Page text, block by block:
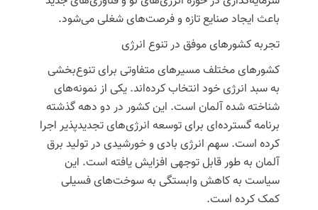
باعث ایجاد صنایع تازه و فرصت‌های شغلی می‌شود.
تجربه کشورهای موفق در تنوع انرژی
کشورهای مختلف مسیرهای متفاوتی برای تنوع‌بخشی
به سبد انرژی خود انتخاب کرده‌اند. یکی از نمونه‌های
شناخته شده آلمان است. این کشور در دو دهه گذشته
برنامه گسترده‌ای برای توسعه انرژی‌های تجدیدپذیر اجرا
کرده است. سهم انرژی بادی و خورشیدی در تولید برق
آلمان به طور قابل توجهی افزایش یافته است. این
سیاست به کاهش وابستگی به سوخت‌های فسیلی
کمک کرده است.